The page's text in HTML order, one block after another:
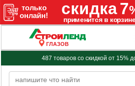
ГЛАЗОВ
487 товаров со скидкой от 15%